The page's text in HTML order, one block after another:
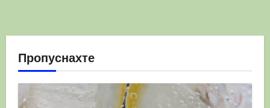
Пропуснахте